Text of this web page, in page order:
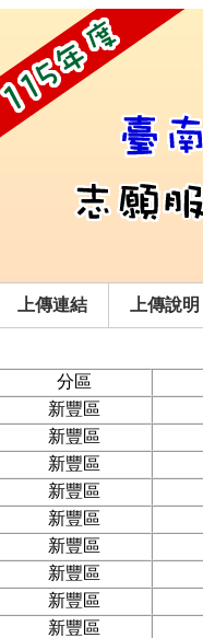
上傳連結 上傳說明
分區
新豐區
新豐區
新豐區
新豐區
新豐區
新豐區
新豐區
新豐區
新豐區